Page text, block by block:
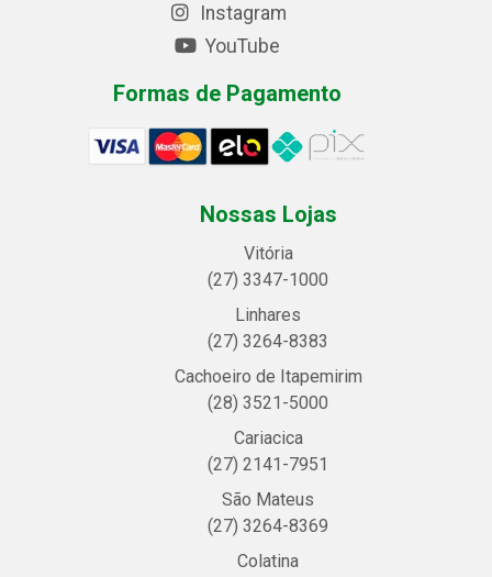
Instagram
YouTube
Formas de Pagamento
Nossas Lojas
Vitória
(27) 3347-1000
Linhares
(27) 3264-8383
Cachoeiro de Itapemirim
(28) 3521-5000
Cariacica
(27) 2141-7951
São Mateus
(27) 3264-8369
Colatina